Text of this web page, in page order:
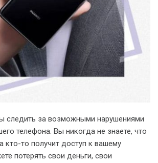
следить за возможными нарушениями
телефона. Вы никогда не знаете, что
кто-то получит доступ к вашему
потерять свои деньги, свои